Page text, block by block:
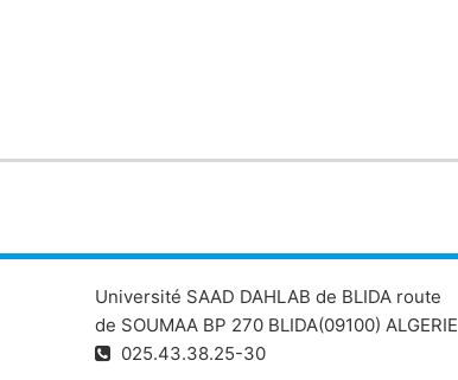
Université SAAD DAHLAB de BLIDA route
de SOUMAA BP 270 BLIDA(09100) ALGERIE
025.43.38.25-30